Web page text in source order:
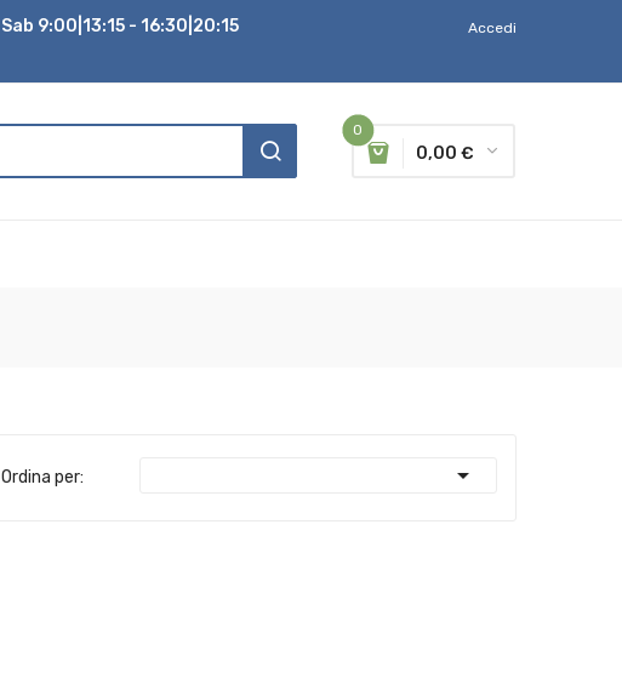
Sab 9:00|13:15 - 16:30|20:15 Accedi
0
0,00 €
Ordina per: 